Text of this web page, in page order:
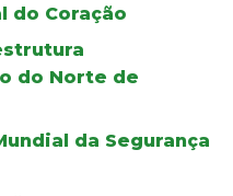
do Coração
do Norte de
da Segurança